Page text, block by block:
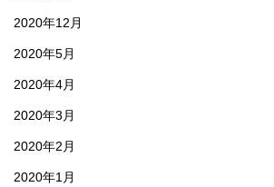
2020年12月
2020年5月
2020年4月
2020年3月
2020年2月
2020年1月